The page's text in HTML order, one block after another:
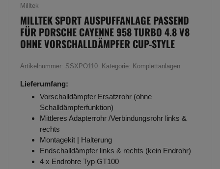
Milltek
MILLTEK SPORT AUSPUFFANLAGE PASSEND
FÜR PORSCHE CAYENNE 958 TURBO 4.8 V8
OHNE VORSCHALLDÄMPFER CUP-STYLE
Artikelnummer: SSXPO110 Kategorie: Komplettanlagen
Lieferumfang:
Vorschalldämpfer Ersatzrohr (ohne
Schalldämpferfunktion)
Mittleres Adapterrohr /Verbindungsrohr links &
rechts
Montagekit | Halterung
Endschalldämpfer links & rechts (kein Endrohr)
4 x Endrohre Typ GT100